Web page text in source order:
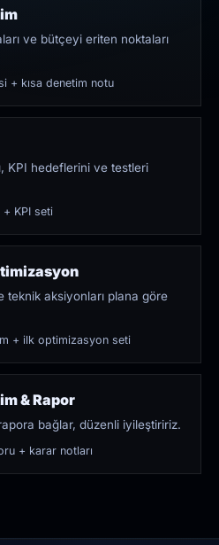
ve bütçeyi eriten noktaları
+ kısa denetim notu
KPI hedeflerini ve testleri
+ KPI seti
teknik aksiyonları plana göre
+ ilk optimizasyon seti
& Rapor
bağlar, düzenli iyileştiririz.
+ karar notları